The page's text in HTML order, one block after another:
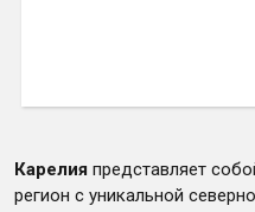
Карелия представляет
регион с уникальной